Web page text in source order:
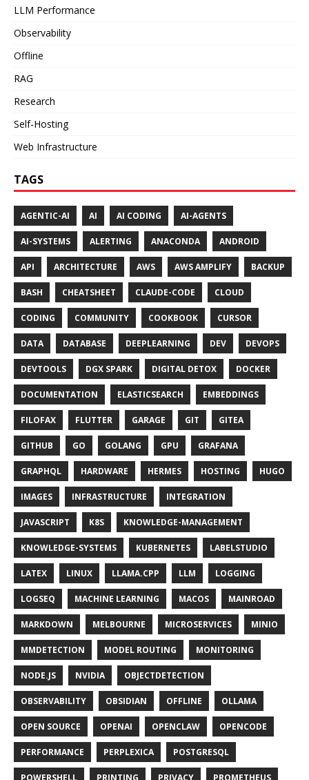
LLM Performance
Observability
Offline
RAG
Research
Self-Hosting
Web Infrastructure
TAGS
AGENTIC-AI AI AI CODING AI-AGENTS
AI-SYSTEMS ALERTING ANACONDA ANDROID
API ARCHITECTURE AWS AWS AMPLIFY BACKUP
BASH CHEATSHEET CLAUDE-CODE CLOUD
CODING COMMUNITY COOKBOOK CURSOR
DATA DATABASE DEEPLEARNING DEV DEVOPS
DEVTOOLS DGX SPARK DIGITAL DETOX DOCKER
DOCUMENTATION ELASTICSEARCH EMBEDDINGS
FILOFAX FLUTTER GARAGE GIT GITEA
GITHUB GO GOLANG GPU GRAFANA
GRAPHQL HARDWARE HERMES HOSTING HUGO
IMAGES INFRASTRUCTURE INTEGRATION
JAVASCRIPT K8S KNOWLEDGE-MANAGEMENT
KNOWLEDGE-SYSTEMS KUBERNETES LABELSTUDIO
LATEX LINUX LLAMA.CPP LLM LOGGING
LOGSEQ MACHINE LEARNING MACOS MAINROAD
MARKDOWN MELBOURNE MICROSERVICES MINIO
MMDETECTION MODEL ROUTING MONITORING
NODE.JS NVIDIA OBJECTDETECTION
OBSERVABILITY OBSIDIAN OFFLINE OLLAMA
OPEN SOURCE OPENAI OPENCLAW OPENCODE
PERFORMANCE PERPLEXICA POSTGRESQL
POWERSHELL PRINTING PRIVACY PROMETHEUS